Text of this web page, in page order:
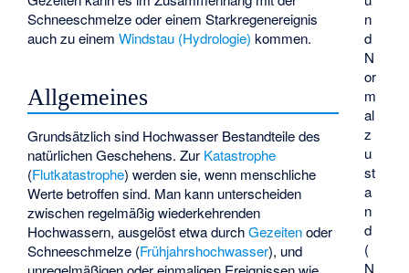
n
d
N
or
m
al
z
u
st
a
n
d
(
N
Schneeschmelze oder einem Starkregenereignis
auch zu einemWindstau (Hydrologie) kommen.
Allgemeines
Grundsätzlich sind Hochwasser Bestandteile des
natürlichen Geschehens. Zur Katastrophe
(Flutkatastrophe) werden sie, wenn menschliche
Werte betroffen sind. Man kann unterscheiden
zwischen regelmäßig wiederkehrenden
Hochwassern, ausgelöst etwa durchGezeitenoder
Schneeschmelze (Frühjahrshochwasser), und